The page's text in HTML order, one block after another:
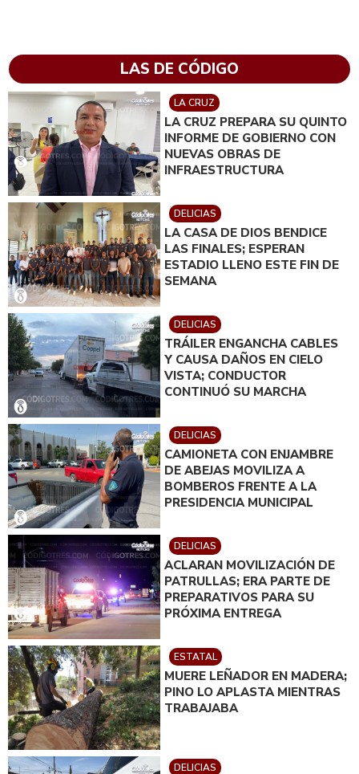
LAS DE CÓDIGO
LA CRUZ
LA CRUZ PREPARA SU QUINTO
INFORME DE GOBIERNO CON
NUEVAS OBRAS DE
INFRAESTRUCTURA
DELICIAS
LA CASA DE DIOS BENDICE
LAS FINALES; ESPERAN
ESTADIO LLENO ESTE FIN DE
SEMANA
DELICIAS
TRÁILER ENGANCHA CABLES
Y CAUSA DAÑOS EN CIELO
VISTA; CONDUCTOR
CONTINUÓ SU MARCHA
DELICIAS
CAMIONETA CON ENJAMBRE
DE ABEJAS MOVILIZA A
BOMBEROS FRENTE A LA
PRESIDENCIA MUNICIPAL
DELICIAS
ACLARAN MOVILIZACIÓN DE
PATRULLAS; ERA PARTE DE
PREPARATIVOS PARA SU
PRÓXIMA ENTREGA
ESTATAL
MUERE LEÑADOR EN MADERA;
PINO LO APLASTA MIENTRAS
TRABAJABA
DELICIAS